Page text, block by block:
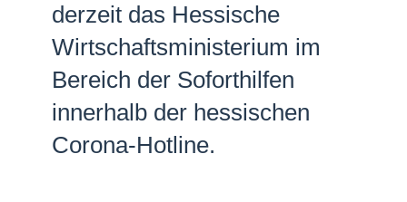
derzeit das Hessische
Wirtschaftsministerium im
Bereich der Soforthilfen
innerhalb der hessischen
Corona-Hotline.